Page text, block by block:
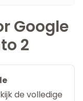
Google
2
de volledige